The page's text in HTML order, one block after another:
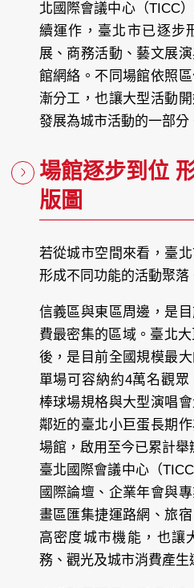
北國際會議中心（TICC
續運作，臺北市已逐步
展、商務活動、藝文展
館網絡。不同場館依照
漸分工，也讓大型活動
發展為城市活動的一部分
場館逐步到位
版圖
若從城市空間來看，臺
形成不同功能的活動聚落
信義區與東區周邊，是
費最密集的區域。臺北
後，是目前全國規模最
單場可容納約4萬名觀
棒球場規格與大型演唱
鄰近的臺北小巨蛋長期
場館，啟用至今已累計舉
臺北國際會議中心（
國際論壇、企業年會與
畫區匯集捷運路網、旅
高密度城市機能，也讓
務、觀光及城市消費產生